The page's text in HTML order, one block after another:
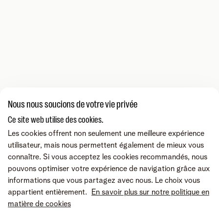
Nous nous soucions de votre vie privée
Ce site web utilise des cookies.
Les cookies offrent non seulement une meilleure expérience
utilisateur, mais nous permettent également de mieux vous
connaître. Si vous acceptez les cookies recommandés, nous
pouvons optimiser votre expérience de navigation grâce aux
informations que vous partagez avec nous. Le choix vous
appartient entièrement.
En savoir plus sur notre politique en
matière de cookies